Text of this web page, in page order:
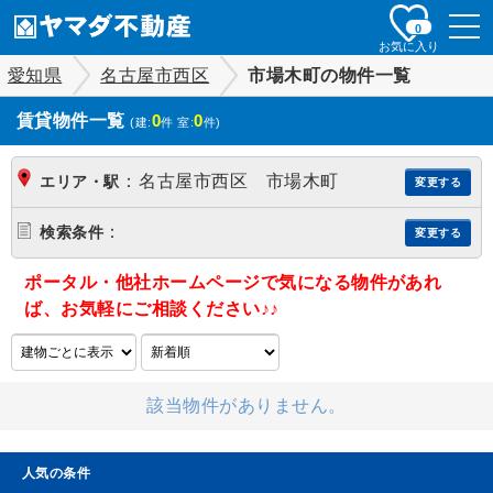
お気に入り
0
愛知県 名古屋市西区 市場木町の物件一覧
賃貸物件一覧 (建:0件 室:0件)
エリア・駅 ： 名古屋市西区 市場木町 変更する
検索条件 ： 変更する
ポータル・他社ホームページで気になる物件があれ
ば、お気軽にご相談ください♪♪
該当物件がありません。
人気の条件